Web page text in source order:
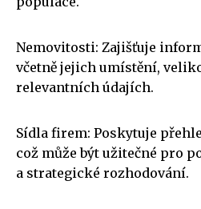
Nemovitosti: Zajišťuje
včetně jejich umístění,
relevantních údajích.
Sídla firem: Poskytuje
což může být užitečné pro
a strategické rozhodování.